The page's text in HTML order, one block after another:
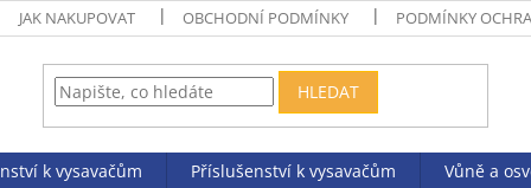
JAK NAKUPOVAT OBCHODNÍ PODMÍNKY PODMÍNKY
HLEDAT
k vysavačům Příslušenství k vysavačům Vůně a